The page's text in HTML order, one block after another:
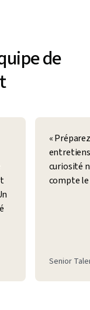
de
«
curiosité
compte le
Senior